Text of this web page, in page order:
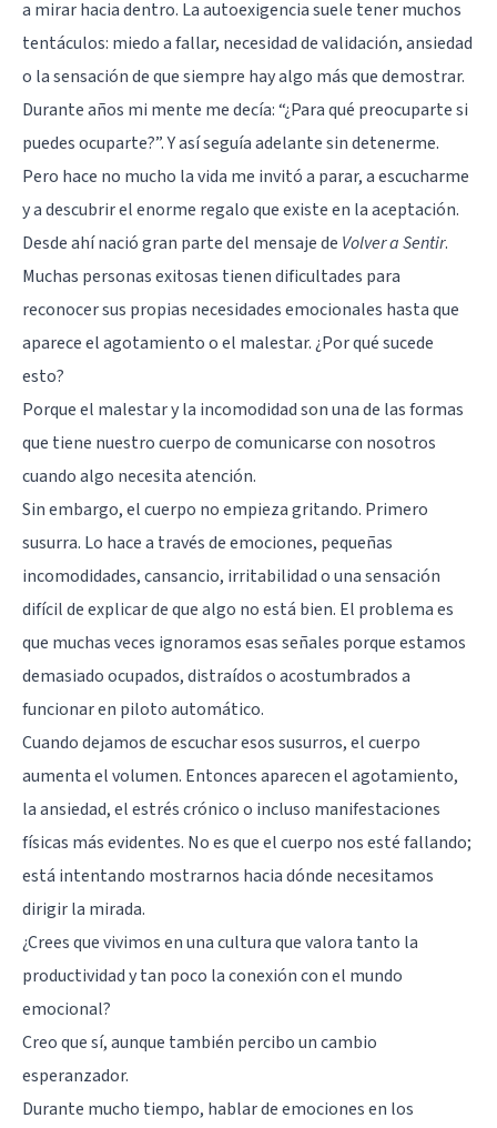
a mirar hacia dentro. La autoexigencia suele tener muchos
tentáculos: miedo a fallar, necesidad de validación, ansiedad
o la sensación de que siempre hay algo más que demostrar.
Durante años mi mente me decía: “¿Para qué preocuparte si
puedes ocuparte?”. Y así seguía adelante sin detenerme.
Pero hace no mucho la vida me invitó a parar, a escucharme
y a descubrir el enorme regalo que existe en la aceptación.
Desde ahí nació gran parte del mensaje de Volver a Sentir.
Muchas personas exitosas tienen dificultades para
reconocer sus propias necesidades emocionales hasta que
aparece el agotamiento o el malestar. ¿Por qué sucede
esto?
Porque el malestar y la incomodidad son una de las formas
que tiene nuestro cuerpo de comunicarse con nosotros
cuando algo necesita atención.
Sin embargo, el cuerpo no empieza gritando. Primero
susurra. Lo hace a través de emociones, pequeñas
incomodidades, cansancio, irritabilidad o una sensación
difícil de explicar de que algo no está bien. El problema es
que muchas veces ignoramos esas señales porque estamos
demasiado ocupados, distraídos o acostumbrados a
funcionar en piloto automático.
Cuando dejamos de escuchar esos susurros, el cuerpo
aumenta el volumen. Entonces aparecen el agotamiento,
la ansiedad, el estrés crónico o incluso manifestaciones
físicas más evidentes. No es que el cuerpo nos esté fallando;
está intentando mostrarnos hacia dónde necesitamos
dirigir la mirada.
¿Crees que vivimos en una cultura que valora tanto la
productividad y tan poco la conexión con el mundo
emocional?
Creo que sí, aunque también percibo un cambio
esperanzador.
Durante mucho tiempo, hablar de emociones en los